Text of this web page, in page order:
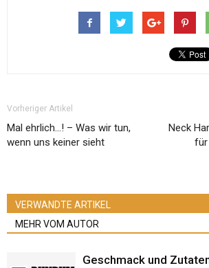
Vorheriger Artikel
Mal ehrlich…! – Was wir tun,
wenn uns keiner sieht
Neck
für
VERWANDTE ARTIKEL
MEHR VOM AUTOR
Geschmack und